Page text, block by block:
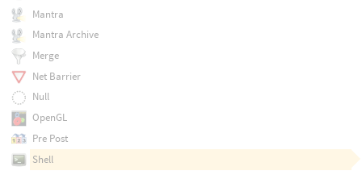
Mantra
Mantra Archive
Merge
Net Barrier
Null
OpenGL
Pre Post
Shell